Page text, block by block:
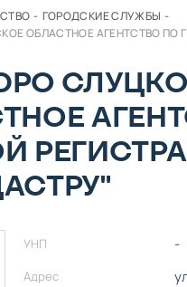
- ГОРОДСКИЕ СЛУЖБЫ -
ОБЛАСТНОЕ АГЕНТСТВО
УНП -
Адрес